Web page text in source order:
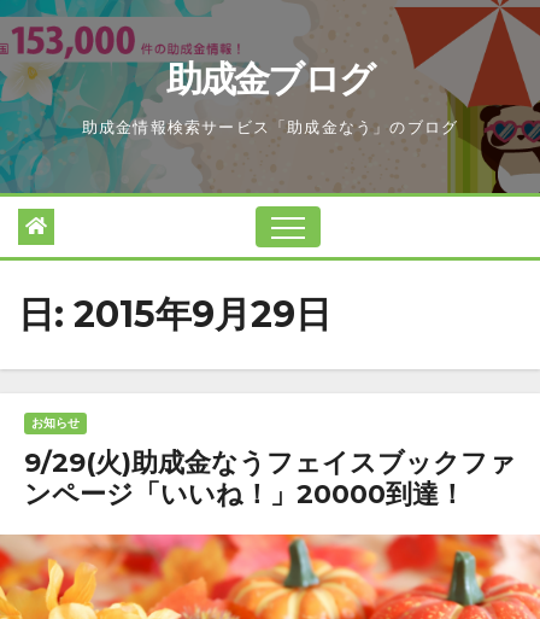
Skip
to
content
助成金ブログ
助成金情報検索サービス「助成金なう」のブログ
日: 2015年9月29日
お知らせ
9/29(火)助成金なうフェイスブックファ
ンページ「いいね！」20000到達！